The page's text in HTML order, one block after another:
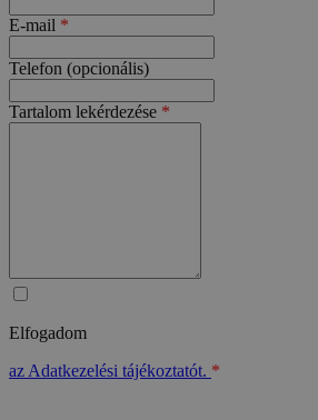
E-mail *
Telefon (opcionális)
Tartalom lekérdezése *
Elfogadom
az Adatkezelési tájékoztatót. *